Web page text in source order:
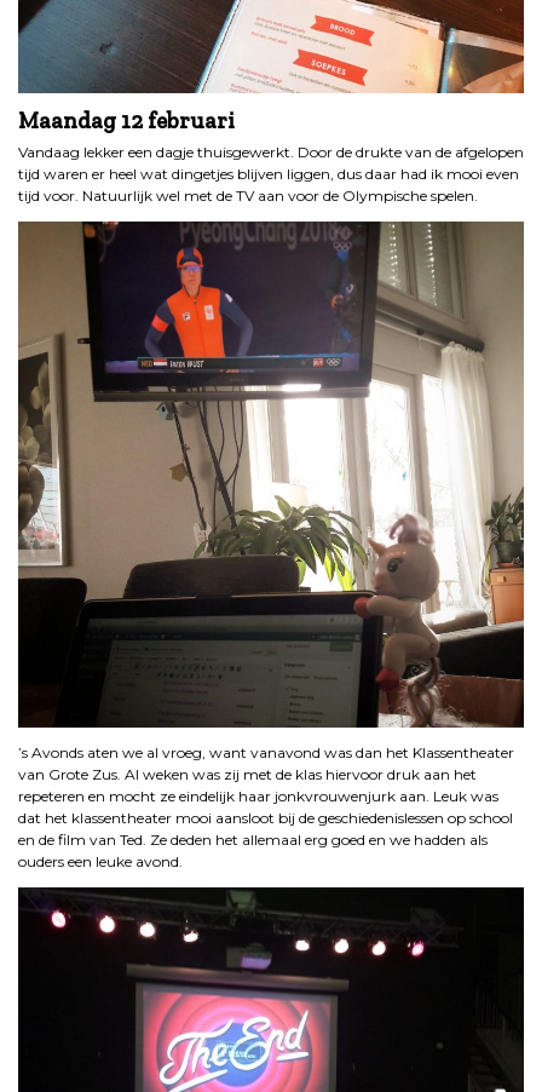
Maandag 12 februari
Vandaag lekker een dagje thuisgewerkt. Door de drukte van de afgelopen
tijd waren er heel wat dingetjes blijven liggen, dus daar had ik mooi even
tijd voor. Natuurlijk wel met de TV aan voor de Olympische spelen.
’s Avonds aten we al vroeg, want vanavond was dan het Klassentheater
van Grote Zus. Al weken was zij met de klas hiervoor druk aan het
repeteren en mocht ze eindelijk haar jonkvrouwenjurk aan. Leuk was
dat het klassentheater mooi aansloot bij de geschiedenislessen op school
en de film van Ted. Ze deden het allemaal erg goed en we hadden als
ouders een leuke avond.